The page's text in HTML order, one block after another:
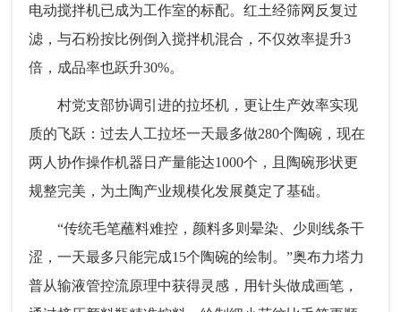
电动搅拌机已成为工作室的标配。红土经筛网反复过
滤，与石粉按比例倒入搅拌机混合，不仅效率提升3
倍，成品率也跃升30%。
村党支部协调引进的拉坯机，更让生产效率实现
质的飞跃：过去人工拉坯一天最多做280个陶碗，现在
两人协作操作机器日产量能达1000个，且陶碗形状更
规整完美，为土陶产业规模化发展奠定了基础。
“传统毛笔蘸料难控，颜料多则晕染、少则线条干
涩，一天最多只能完成15个陶碗的绘制。”奥布力塔力
普从输液管控流原理中获得灵感，用针头做成画笔，